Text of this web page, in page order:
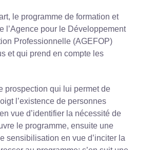
le programme de formation et
l’Agence pour le Développement
Professionnelle (AGEFOP)
et qui prend en compte les
prospection qui lui permet de
l’existence de personnes
vue d’identifier la nécessité de
le programme, ensuite une
sensibilisation en vue d’inciter la